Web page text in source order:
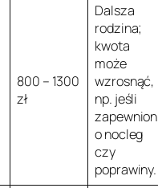
800 – 1300
zł
Dalsza
rodzina;
kwota
może
wzrosnąć,
np. jeśli
zapewnion
o nocleg
czy
poprawiny.